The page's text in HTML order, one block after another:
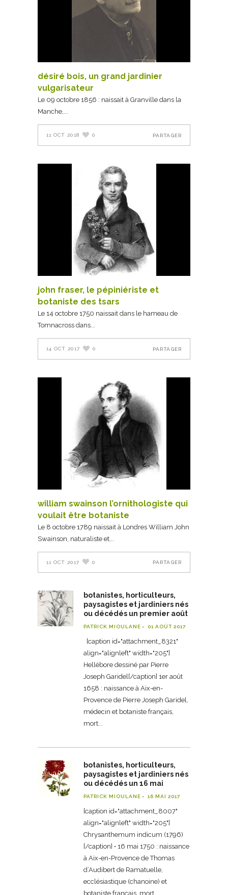
désiré bois, un grand jardinier
vulgarisateur
Le 09 octobre 1856 : naissait à Granville dans la
Manche,
11 OCT 2018 0 PARTAGER
john fraser, le pépiniériste et
botaniste des tsars
Le 14 octobre 1750 naissait dans le hameau de
Tomnacross dans
14 OCT 2017 0 PARTAGER
william swainson l’ornithologiste qui
voulait être botaniste
Le 8 octobre 1789 naissait à Londres William John
Swainson, naturaliste et
11 OCT 2017 0 PARTAGER
botanistes, horticulteurs,
paysagistes et jardiniers nés
ou décédés un premier août
PATRICK MIOULANE 01 AOÛT 2017
[caption id="attachment_8321"
align="alignleft" width="205"]
Hellébore dessiné par Pierre
Joseph Garidel[/caption] 1er août
1658 : naissance à Aix-en-
Provence de Pierre Joseph Garidel,
médecin et botaniste français,
mort
botanistes, horticulteurs,
paysagistes et jardiniers nés
ou décédés un 16 mai
PATRICK MIOULANE 16 MAI 2017
[caption id="attachment_8007"
align="alignleft" width="205"]
Chrysanthemum indicum (1796)
[/caption] • 16 mai 1750 : naissance
à Aix-en-Provence de Thomas
d’Audibert de Ramatuelle,
ecclésiastique (chanoine) et
botaniste français, mort